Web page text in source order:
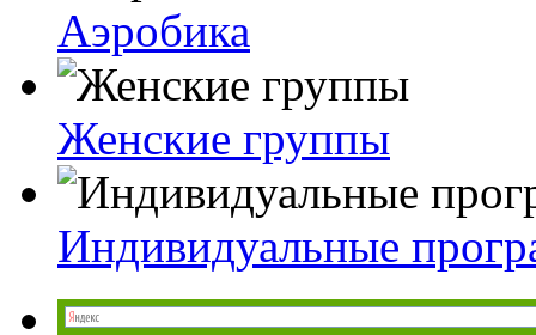
Аэробика
Женские группы
Индивидуальные